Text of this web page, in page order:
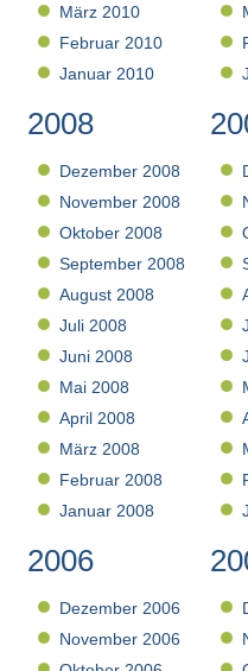
März 2010
Februar 2010
Januar 2010
2008
Dezember 2008
November 2008
Oktober 2008
September 2008
August 2008
Juli 2008
Juni 2008
Mai 2008
April 2008
März 2008
Februar 2008
Januar 2008
2006
Dezember 2006
November 2006